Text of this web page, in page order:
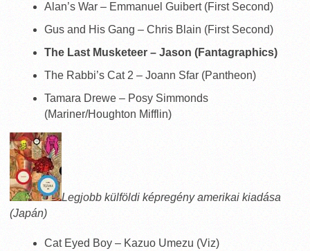
Alan’s War – Emmanuel Guibert (First Second)
Gus and His Gang – Chris Blain (First Second)
The Last Musketeer – Jason (Fantagraphics)
The Rabbi’s Cat 2 – Joann Sfar (Pantheon)
Tamara Drewe – Posy Simmonds
(Mariner/Houghton Mifflin)
Legjobb külföldi képregény amerikai kiadása
(Japán)
Cat Eyed Boy – Kazuo Umezu (Viz)